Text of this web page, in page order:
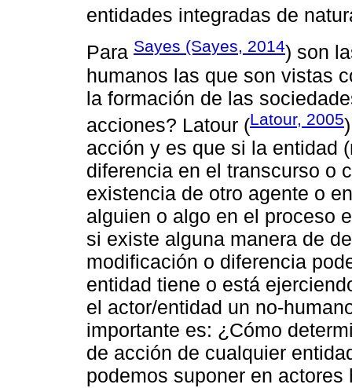
entidades integradas de
Para Sayes (Sayes, 2014) son
humanos las que son vistas
la formación de las
acciones? Latour (Latour, 2005
acción y es que si la entidad
diferencia en el transcurso o
existencia de otro agente o
alguien o algo en el proceso
si existe alguna manera de
modificación o diferencia
entidad tiene o está
el actor/entidad un no-
importante es: ¿Cómo
de acción de cualquier
podemos suponer en